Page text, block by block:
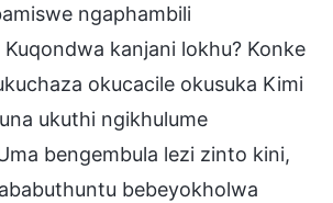
ngaphambili
kanjani lokhu? Konke
okucacile okusuka Kimi
ukuthi ngikhulume
bengembula lezi zinto kini,
bebeyokholwa